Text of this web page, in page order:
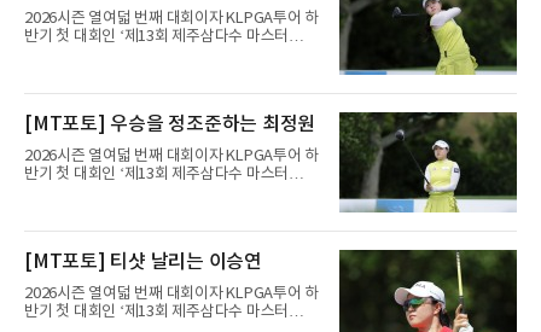
2026시즌 열여덟 번째 대회이자 KLPGA투어 하
반기 첫 대회인 ‘제13회 제주삼다수 마스터
트(파72/6,767야드)에서 열리고 있다.6일 현재
1라운드 경기가 펼쳐지고 있다.최정원이 16번
홀에서 경기하고 있다.
[MT포토] 우승을 정조준하는 최정원
2026시즌 열여덟 번째 대회이자 KLPGA투어 하
반기 첫 대회인 ‘제13회 제주삼다수 마스터
트(파72/6,767야드)에서 열리고 있다.6일 현재
1라운드 경기가 펼쳐지고 있다.최정원이 16번
홀에서 경기하고 있다.
[MT포토] 티샷 날리는 이승연
2026시즌 열여덟 번째 대회이자 KLPGA투어 하
반기 첫 대회인 ‘제13회 제주삼다수 마스터